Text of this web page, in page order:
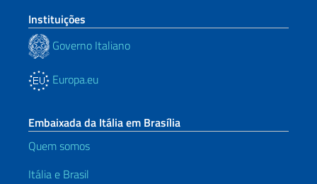
Instituições
Governo Italiano
Europa.eu
Embaixada da Itália em Brasília
Quem somos
Itália e Brasil